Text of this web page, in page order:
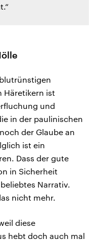
Häretikern ist
und
in der paulinischen
der Glaube an
ist ein
Dass der gute
in Sicherheit
Narrativ.
nicht mehr.
diese
hebt doch auch mal